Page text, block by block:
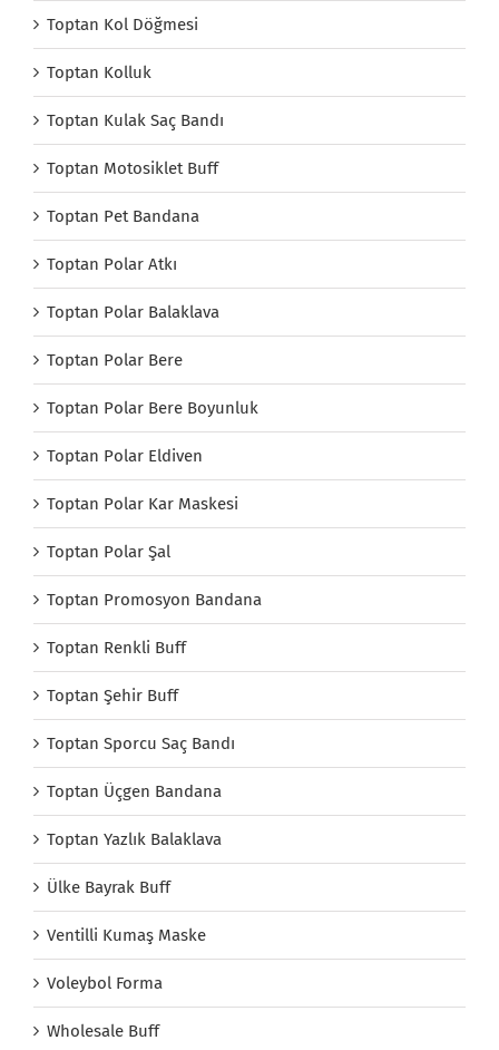
Toptan Kol Döğmesi
Toptan Kolluk
Toptan Kulak Saç Bandı
Toptan Motosiklet Buff
Toptan Pet Bandana
Toptan Polar Atkı
Toptan Polar Balaklava
Toptan Polar Bere
Toptan Polar Bere Boyunluk
Toptan Polar Eldiven
Toptan Polar Kar Maskesi
Toptan Polar Şal
Toptan Promosyon Bandana
Toptan Renkli Buff
Toptan Şehir Buff
Toptan Sporcu Saç Bandı
Toptan Üçgen Bandana
Toptan Yazlık Balaklava
Ülke Bayrak Buff
Ventilli Kumaş Maske
Voleybol Forma
Wholesale Buff